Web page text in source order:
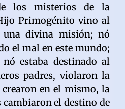
los misterios de la
Primogénito vino al
divina misión; nó
el mal en este mundo;
estaba destinado al
padres, violaron la
en el mismo, la
cambiaron el destino de